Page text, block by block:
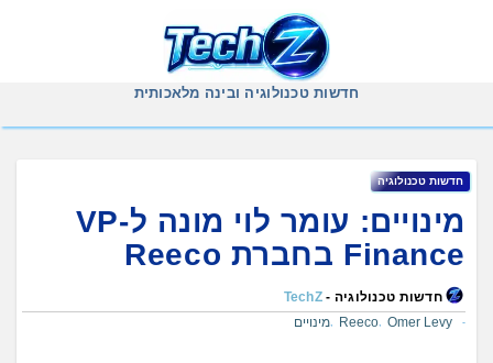
חדשות טכנולוגיה ובינה מלאכותית
חדשות טכנולוגיה
מינויים: עומר לוי מונה ל-VP
Finance בחברת Reeco
חדשות טכנולוגיה -TechZ
Omer Levy
Reeco מינויים